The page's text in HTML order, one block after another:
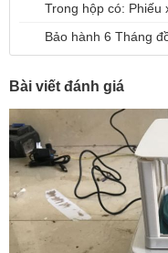
Trong hộp có: Phiếu
Bảo hành 6 Tháng
Bài viết đánh giá